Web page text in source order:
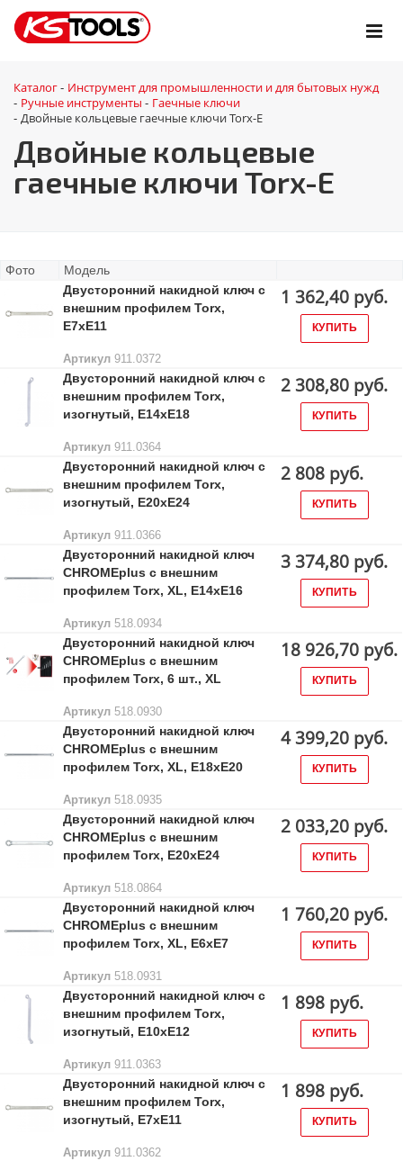
Каталог - Инструмент для промышленности и для бытовых нужд
- Ручные инструменты - Гаечные ключи
- Двойные кольцевые гаечные ключи Torx-E
Двойные кольцевые
гаечные ключи Torx-E
Фото
Модель
Двусторонний накидной ключ с
внешним профилем Torx,
Е7хЕ11
Артикул 911.0372
1 362,40 руб.
КУПИТЬ
Двусторонний накидной ключ с
внешним профилем Torx,
изогнутый, E14xE18
Артикул 911.0364
2 308,80 руб.
КУПИТЬ
Двусторонний накидной ключ с
внешним профилем Torx,
изогнутый, Е20хЕ24
Артикул 911.0366
2 808 руб.
КУПИТЬ
Двусторонний накидной ключ
CHROMEplus с внешним
профилем Torx, XL, E14xE16
Артикул 518.0934
3 374,80 руб.
КУПИТЬ
Двусторонний накидной ключ
CHROMEplus с внешним
профилем Torx, 6 шт., XL
Артикул 518.0930
18 926,70 руб.
КУПИТЬ
Двусторонний накидной ключ
CHROMEplus с внешним
профилем Torx, XL, E18xE20
Артикул 518.0935
4 399,20 руб.
КУПИТЬ
Двусторонний накидной ключ
CHROMEplus с внешним
профилем Torx, E20xE24
Артикул 518.0864
2 033,20 руб.
КУПИТЬ
Двусторонний накидной ключ
CHROMEplus с внешним
профилем Torx, XL, E6xE7
Артикул 518.0931
1 760,20 руб.
КУПИТЬ
Двусторонний накидной ключ с
внешним профилем Torx,
изогнутый, Е10хЕ12
Артикул 911.0363
1 898 руб.
КУПИТЬ
Двусторонний накидной ключ с
внешним профилем Torx,
изогнутый, Е7хЕ11
Артикул 911.0362
1 898 руб.
КУПИТЬ